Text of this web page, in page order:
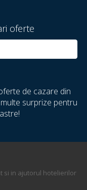
oferte
de cazare din
surprize pentru
si in ajutorul hotelierilor